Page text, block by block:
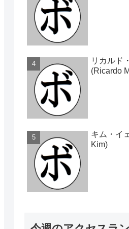
リカルド
(Ricardo
キム・イ
Kim)